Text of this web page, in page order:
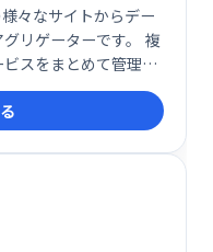
々なサイトからデー
リゲーターです。 複
スをまとめて管理
ます。 ファイルのダ
ジタル資産を安全に
す。